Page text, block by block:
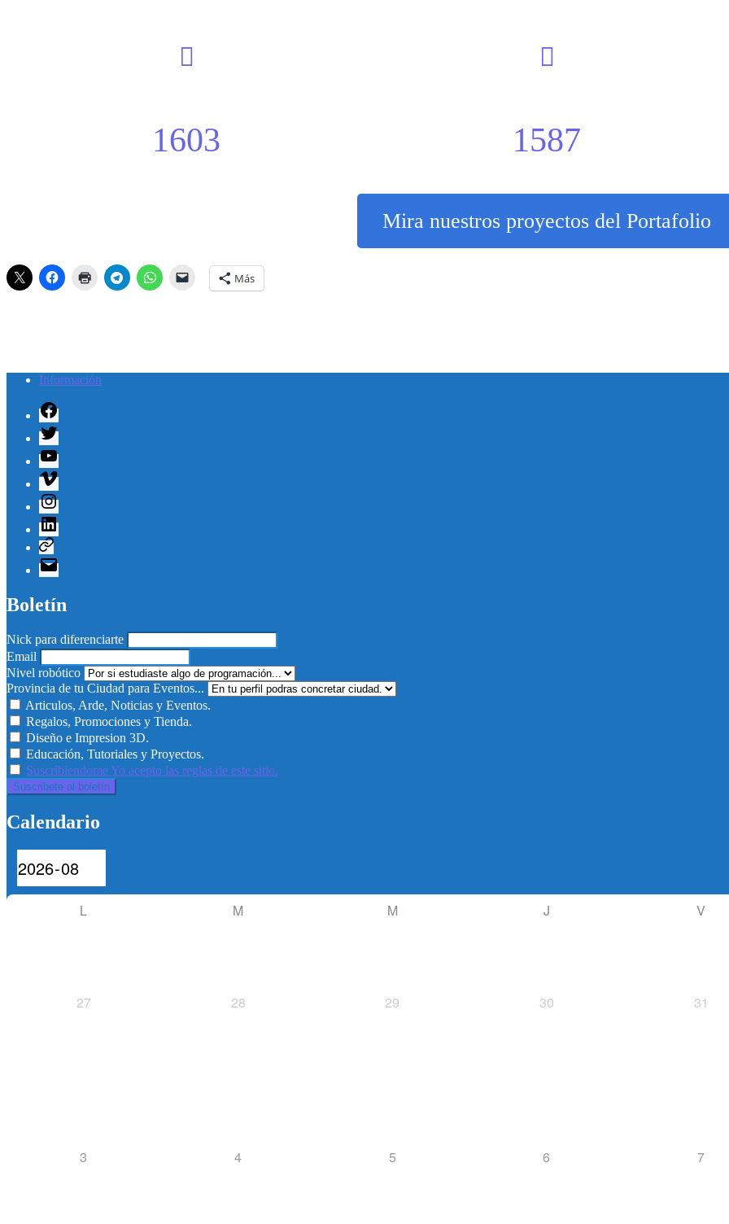
1603 1587
Mira nuestros proyectos del Portafolio
Más
Información
Facebook
Twitter
Youtube
Vimeo
Instagram
Linkedin
Telegram
Correo
electrónico
Boletín
Nick para diferenciarte
Email
Nivel robótico
Provincia de tu Ciudad para Eventos...
Articulos, Arde, Noticias y Eventos.
Regalos, Promociones y Tienda.
Diseño e Impresion 3D.
Educación, Tutoriales y Proyectos.
Suscribiendome Yo acepto las reglas de este sitio.
Calendario
L M M J V
27 28 29 30 31
3 4 5 6 7